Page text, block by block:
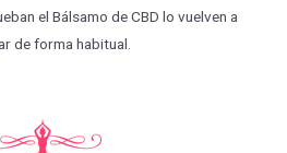
el Bálsamo de CBD lo vuelven a
de forma habitual.